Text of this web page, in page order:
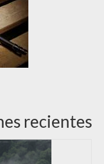
recientes